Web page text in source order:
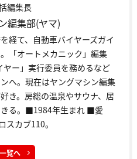
編集長
編集部(ヤマ)
経て、自動車バイヤーズガイ
「オートメカニック」編集
ー」実行委員を務めるなど
へ。現在はヤングマシン編集
き。房総の温泉やサウナ、居
る。■1984年生まれ ■愛
スカブ110。
覧へ